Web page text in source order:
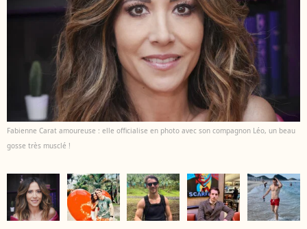
Fabienne Carat amoureuse : elle officialise en photo avec son compagnon Léo, un beau
gosse très musclé !